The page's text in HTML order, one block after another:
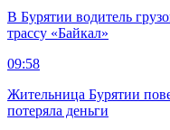
В Бурятии водитель
трассу «Байкал»
09:58
Жительница Бурятии
потеряла деньги